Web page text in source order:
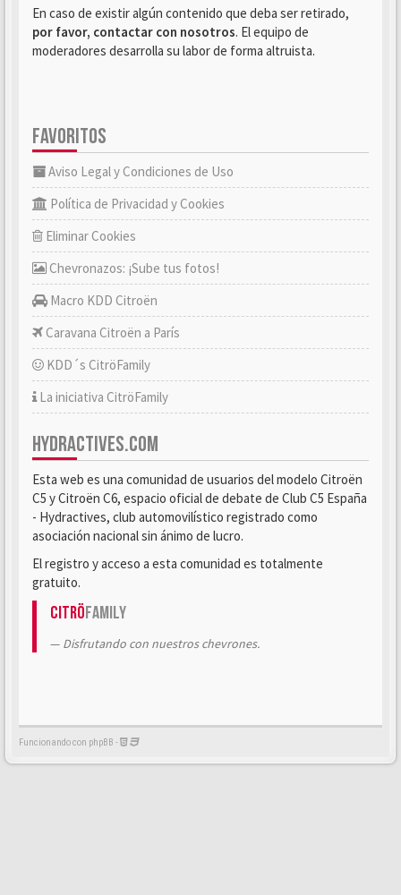
En caso de existir algún contenido que deba ser retirado,
por favor, contactar con nosotros. El equipo de
moderadores desarrolla su labor de forma altruista.
FAVORITOS
Aviso Legal y Condiciones de Uso
Política de Privacidad y Cookies
Eliminar Cookies
Chevronazos: ¡Sube tus fotos!
Macro KDD Citroën
Caravana Citroën a París
KDD´s CitröFamily
La iniciativa CitröFamily
HYDRACTIVES.COM
Esta web es una comunidad de usuarios del modelo Citroën
C5 y Citroën C6, espacio oficial de debate de Club C5 España
- Hydractives, club automovilístico registrado como
asociación nacional sin ánimo de lucro.
El registro y acceso a esta comunidad es totalmente
gratuito.
CitröFamily
Disfrutando con nuestros chevrones.
Funcionando con phpBB -